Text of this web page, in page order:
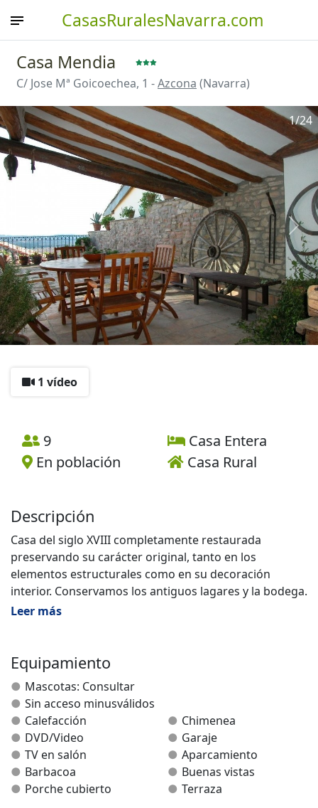
CasasRuralesNavarra.com
Casa Mendia
C/ Jose Mª Goicoechea, 1 -Azcona (Navarra)
Anterior
1/24
1 vídeo
9
Casa Entera
En población
Casa Rural
Descripción
Casa del siglo XVIII completamente restaurada
preservando su carácter original, tanto en los
elementos estructurales como en su decoración
interior. Conservamos los antiguos lagares y la bodega.
Situada en un bonito pueblo de 105 habitantes. Desde
dos cuartos de baño completos. Calefacción. Salón
ámplio con chimenea, 70 m2 terraza cubierta y
descubierta con mobiliario, piscina infantil, plantas y
buenas vistas. La cocina bien equipada. Tv., equipo de
música. Disponemos de libros y catálogos
informativos de la zona. A 4 Km. el pantano de Alloz y a
10 de Estella.
Leer más
Equipamiento
Mascotas: Consultar
Sin acceso minusválidos
Calefacción
Chimenea
DVD/Video
Garaje
TV en salón
Aparcamiento
Barbacoa
Buenas vistas
Porche cubierto
Terraza